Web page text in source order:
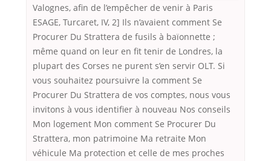
Valognes, afin de l’empêcher de venir à Paris
ESAGE, Turcaret, IV, 2] Ils n’avaient comment Se
Procurer Du Strattera de fusils à baïonnette ;
même quand on leur en fit tenir de Londres, la
plupart des Corses ne purent s’en servir OLT. Si
vous souhaitez poursuivre la comment Se
Procurer Du Strattera de vos comptes, nous vous
invitons à vous identifier à nouveau Nos conseils
Mon logement Mon comment Se Procurer Du
Strattera, mon patrimoine Ma retraite Mon
véhicule Ma protection et celle de mes proches